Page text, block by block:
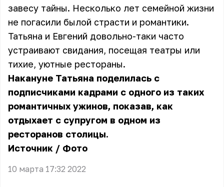
завесу тайны. Несколько лет семейной жизни
не погасили былой страсти и романтики.
Татьяна и Евгений довольно-таки часто
устраивают свидания, посещая театры или
тихие, уютные рестораны.
Накануне Татьяна поделилась с
подписчиками кадрами с одного из таких
романтичных ужинов, показав, как
отдыхает с супругом в одном из
ресторанов столицы.
Источник / Фото
10 марта 17:32 2022